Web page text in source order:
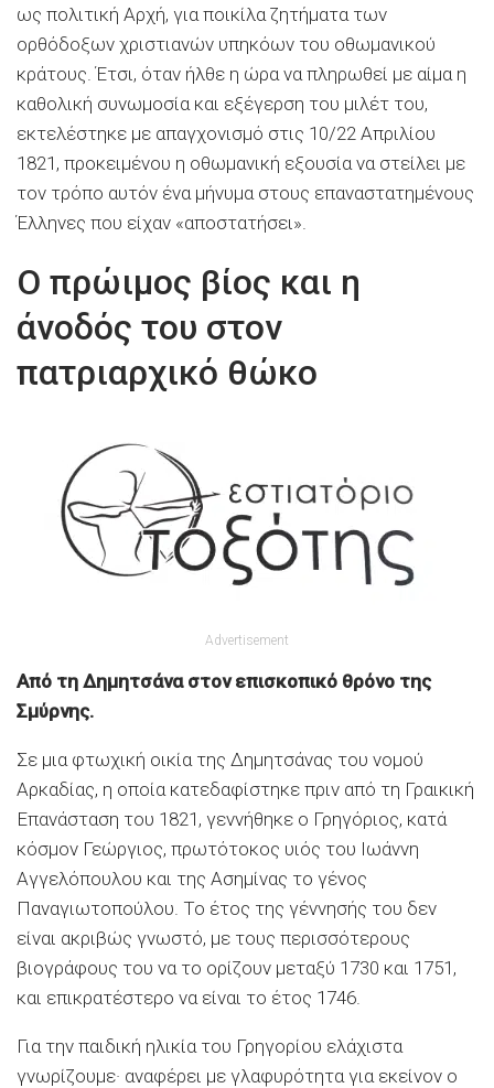
ως πολιτική Αρχή, για ποικίλα ζητήματα των
ορθόδοξων χριστιανών υπηκόων του οθωμανικού
κράτους. Έτσι, όταν ήλθε η ώρα να πληρωθεί με αίμα η
καθολική συνωμοσία και εξέγερση του μιλέτ του,
εκτελέστηκε με απαγχονισμό στις 10/22 Απριλίου
1821, προκειμένου η οθωμανική εξουσία να στείλει με
τον τρόπο αυτόν ένα μήνυμα στους επαναστατημένους
Έλληνες που είχαν «αποστατήσει».
Ο πρώιμος βίος και η
άνοδός του στον
πατριαρχικό θώκο
Advertisement
Από τη Δημητσάνα στον επισκοπικό θρόνο της
Σμύρνης.
Σε μια φτωχική οικία της Δημητσάνας του νομού
Αρκαδίας, η οποία κατεδαφίστηκε πριν από τη Γραικική
Επανάσταση του 1821, γεννήθηκε ο Γρηγόριος, κατά
κόσμον Γεώργιος, πρωτότοκος υιός του Ιωάννη
Αγγελόπουλου και της Ασημίνας το γένος
Παναγιωτοπούλου. Το έτος της γέννησής του δεν
είναι ακριβώς γνωστό, με τους περισσότερους
βιογράφους του να το ορίζουν μεταξύ 1730 και 1751,
και επικρατέστερο να είναι το έτος 1746.
Για την παιδική ηλικία του Γρηγορίου ελάχιστα
γνωρίζουμε· αναφέρει με γλαφυρότητα για εκείνον ο